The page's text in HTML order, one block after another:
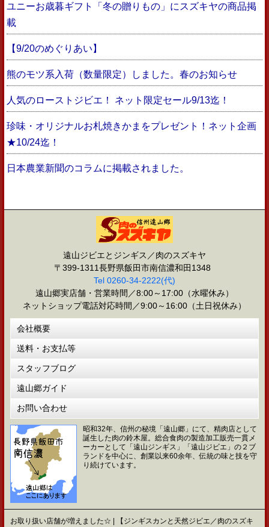
ユニーお歳暮ギフト「冬の贈りもの」にスズキヤの商品掲
載
【9/20のめぐりあい】
熊のモツ系入荷（数量限定）しました。春のお知らせ
人気のローストジビエ！ ネット限定セール9/13迄！
珍味・オリジナルお札焼きかまをプレゼント！ネット企画
★10/24迄！
日本農業新聞のコラムに掲載されました。
遠山ジビエとジンギス／肉のスズキヤ
〒399-1311長野県飯田市南信濃和田1348
Tel 0260-34-2222(代)
遠山郷実店舗・営業時間／8:00～17:00（水曜休み）
ネットショップ電話対応時間／9:00～16:00（土日祝休み）
会社概要
送料・お支払等
スタッフブログ
遠山郷ガイド
お問い合わせ
昭和32年、信州の秘境「遠山郷」にて、精肉店として
誕生した肉の鈴木屋。総合食肉の製造加工販売一貫メ
ーカーとして「遠山ジンギス」「遠山ジビエ」の２ブ
ランドを中心に、創業以来60余年、伝統の味と技を守
り続けています。
お取り扱い店舗が増えました☆ | 【ジンギスカンと天然ジビエ／肉のスズキ